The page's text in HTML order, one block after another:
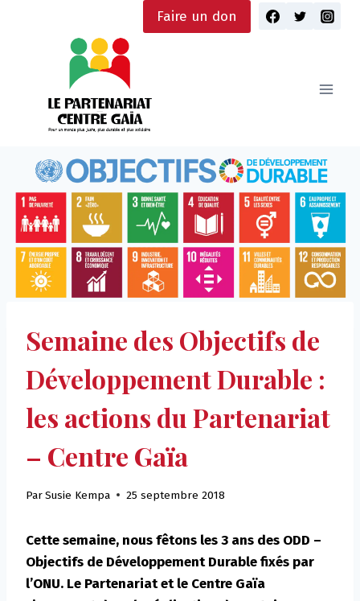
Faire un don
Semaine des Objectifs de
Développement Durable :
les actions du Partenariat
– Centre Gaïa
ParSusie Kempa 25 septembre 2018
Cette semaine, nous fêtons les 3 ans des ODD –
Objectifs de Développement Durable fixés par
l’ONU. Le Partenariat et le Centre Gaïa